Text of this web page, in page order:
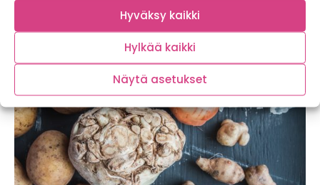
Hyväksy kaikki
Hylkää kaikki
Näytä asetukset
Helmikuussa sesongin fenkoli upotetaan savukalan, perunan
sekä keittokasvisten kanssa samaan seljankakylpyyn.
Kalasopalla herkuttelun jälkeen...